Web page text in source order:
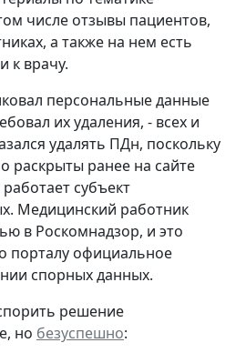
числе отзывы пациентов,
а также на нем есть
к врачу.
персональные данные
их удаления, - всех и
удалять ПДн, поскольку
раскрыты ранее на сайте
субъект
Медицинский работник
в Роскомнадзор, и это
порталу официальное
спорных данных.
решение
но безуспешно: